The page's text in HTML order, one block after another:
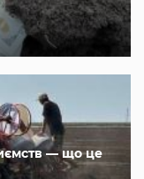
— що це